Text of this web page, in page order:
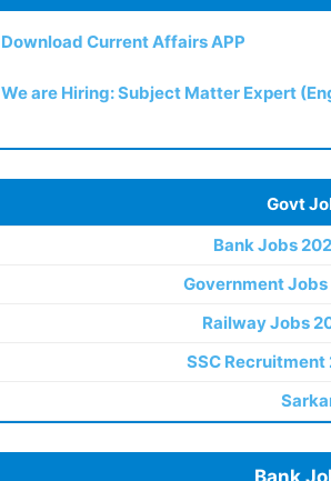
Download Current Affairs APP
We are Hiring: Subject Matter Expert
Govt
Bank Jobs
Government Jobs
Railway Jobs
SSC Recruitment
Bank